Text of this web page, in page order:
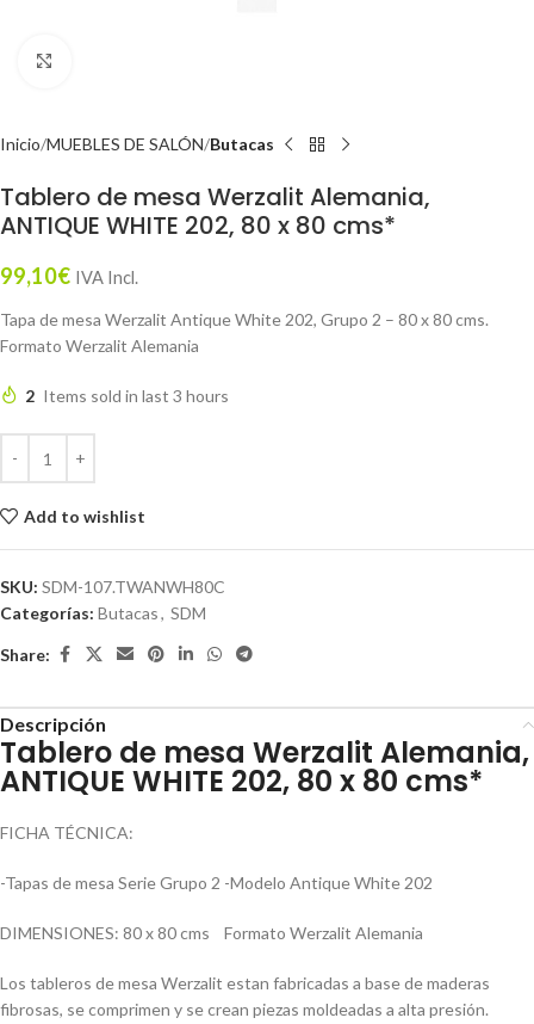
Inicio MUEBLES DE SALÓN Butacas
Tablero de mesa Werzalit Alemania,
ANTIQUE WHITE 202, 80 x 80 cms*
99,10€ IVA Incl.
Tapa de mesa Werzalit Antique White 202, Grupo 2 – 80 x 80 cms.
Formato Werzalit Alemania
2 Items sold in last 3 hours
Add to wishlist
SKU: SDM-107.TWANWH80C
Categorías: Butacas, SDM
Share:
Descripción
Tablero de mesa Werzalit Alemania,
ANTIQUE WHITE 202, 80 x 80 cms*
FICHA TÉCNICA:
-Tapas de mesa Serie Grupo 2 -Modelo Antique White 202
DIMENSIONES: 80 x 80 cms Formato Werzalit Alemania
Los tableros de mesa Werzalit estan fabricadas a base de maderas
fibrosas, se comprimen y se crean piezas moldeadas a alta presión.